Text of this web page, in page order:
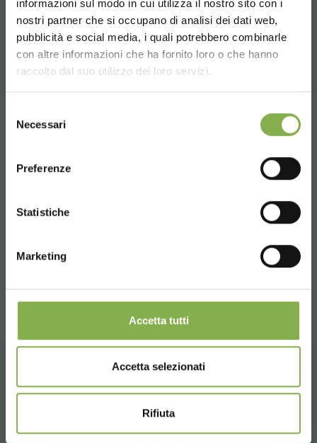
informazioni sul modo in cui utilizza il nostro sito con i
nostri partner che si occupano di analisi dei dati web,
pubblicità e social media, i quali potrebbero combinarle
con altre informazioni che ha fornito loro o che hanno
raccolto dal suo utilizzo dei loro servizi.
delNecessari
Preferenze
Statistiche
Marketing
Accetta tutti
Accetta selezionati
Rifiuta
Une sélection des meilleurs produits en vente
sur orlandelli.it
Tag: Accessoires pour fleuristes
Equipement jardinières fleuries
Garden Center Identity
Choose the country you are in and your
language for a better browsing experience
CONTACTS
FICHE TECHNIQUE
Connectez-vous ou
inscrivez-vous pour